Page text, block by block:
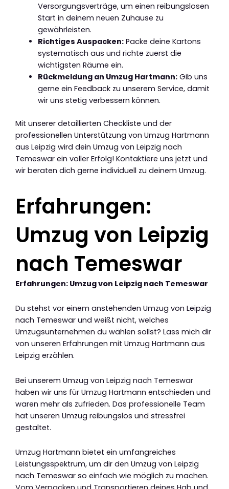
Versorgungsverträge, um einen reibungslosen
Start in deinem neuen Zuhause zu
gewährleisten.
Richtiges Auspacken:Packe deine Kartons
systematisch aus und richte zuerst die
wichtigsten Räume ein.
Rückmeldung an Umzug Hartmann:Gib uns
gerne ein Feedback zu unserem Service, damit
wir uns stetig verbessern können.
Mit unserer detaillierten Checkliste und der
professionellen Unterstützung von Umzug Hartmann
aus Leipzig wird dein Umzug von Leipzig nach
Temeswar ein voller Erfolg! Kontaktiere uns jetzt und
wir beraten dich gerne individuell zu deinem Umzug.
Erfahrungen:
Umzug von Leipzig
nach Temeswar
Erfahrungen: Umzug von Leipzig nach Temeswar
Du stehst vor einem anstehenden Umzug von Leipzig
nach Temeswar und weißt nicht, welches
Umzugsunternehmen du wählen sollst? Lass mich dir
von unseren Erfahrungen mit Umzug Hartmann aus
Leipzig erzählen.
Bei unserem Umzug von Leipzig nach Temeswar
haben wir uns für Umzug Hartmann entschieden und
waren mehr als zufrieden. Das professionelle Team
hat unseren Umzug reibungslos und stressfrei
gestaltet.
Umzug Hartmann bietet ein umfangreiches
Leistungsspektrum, um dir den Umzug von Leipzig
nach Temeswar so einfach wie möglich zu machen.